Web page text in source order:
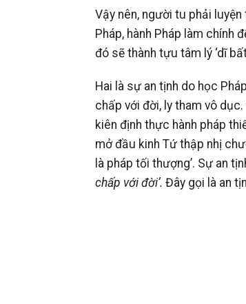
Vậy nên, người tu phải
Pháp, hành Pháp làm chính
đó sẽ thành tựu tâm lý ‘dĩ
Hai là sự an tịnh do học
chấp với đời, ly tham vô
kiên định thực hành pháp
mở đầu kinh Tứ thập nhị
là pháp tối thượng’. Sự an
chấp với đời’. Đây gọi là an